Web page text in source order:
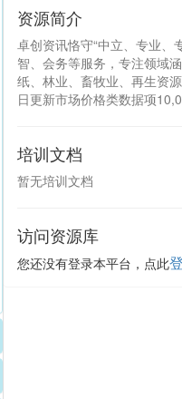
资源简介
卓创资讯恪守“中立、专业、
智、会务等服务，专注领域
纸、林业、畜牧业、再生资
日更新市场价格类数据项
培训文档
暂无培训文档
访问资源库
您还没有登录本平台，点此